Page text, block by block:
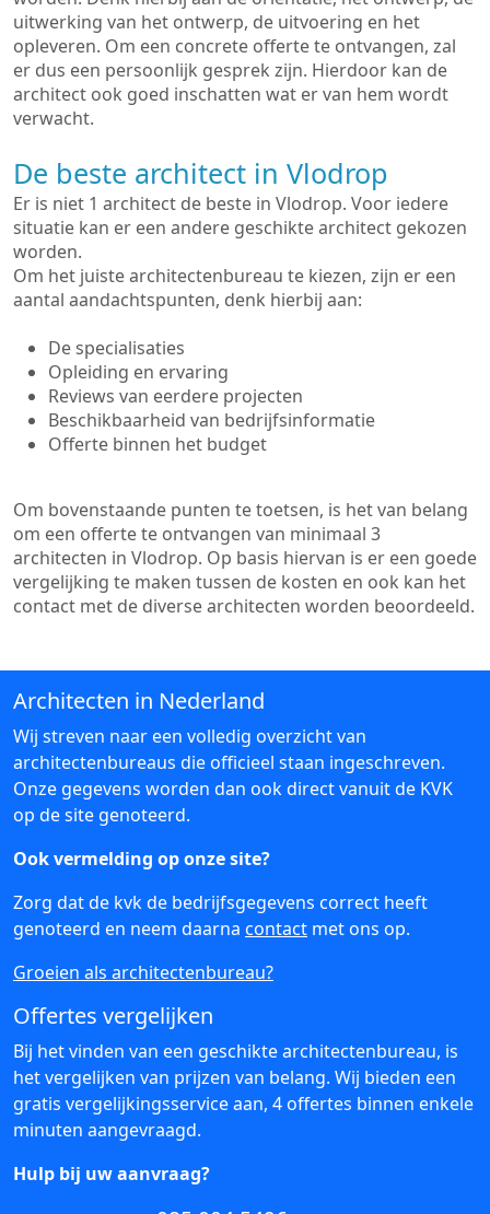
uitwerking van het ontwerp, de uitvoering en het
opleveren. Om een concrete offerte te ontvangen, zal
er dus een persoonlijk gesprek zijn. Hierdoor kan de
architect ook goed inschatten wat er van hem wordt
verwacht.
De beste architect in Vlodrop
Er is niet 1 architect de beste in Vlodrop. Voor iedere
situatie kan er een andere geschikte architect gekozen
worden.
Om het juiste architectenbureau te kiezen, zijn er een
aantal aandachtspunten, denk hierbij aan:
De specialisaties
Opleiding en ervaring
Reviews van eerdere projecten
Beschikbaarheid van bedrijfsinformatie
Offerte binnen het budget
Om bovenstaande punten te toetsen, is het van belang
om een offerte te ontvangen van minimaal 3
architecten in Vlodrop. Op basis hiervan is er een goede
vergelijking te maken tussen de kosten en ook kan het
contact met de diverse architecten worden beoordeeld.
Architecten in Nederland
Wij streven naar een volledig overzicht van
architectenbureaus die officieel staan ingeschreven.
Onze gegevens worden dan ook direct vanuit de KVK
op de site genoteerd.
Ook vermelding op onze site?
Zorg dat de kvk de bedrijfsgegevens correct heeft
genoteerd en neem daarna contact met ons op.
Groeien als architectenbureau?
Offertes vergelijken
Bij het vinden van een geschikte architectenbureau, is
het vergelijken van prijzen van belang. Wij bieden een
gratis vergelijkingsservice aan, 4 offertes binnen enkele
minuten aangevraagd.
Hulp bij uw aanvraag?